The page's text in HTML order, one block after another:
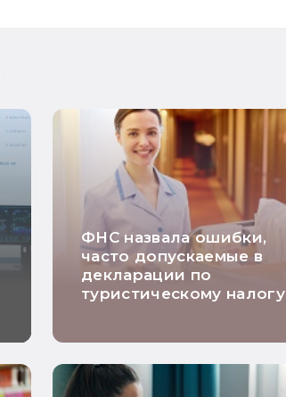
ФНС назвала ошибки,
часто допускаемые в
декларации по
туристическому налогу